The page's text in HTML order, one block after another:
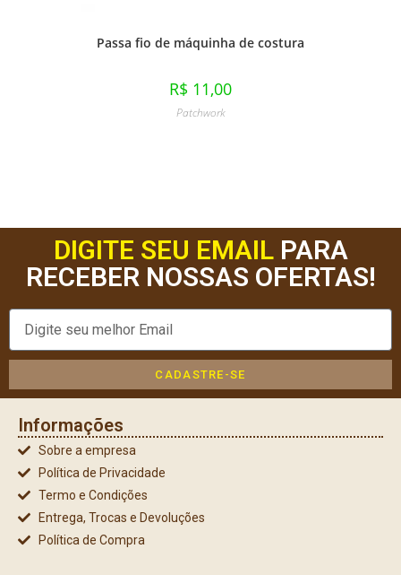
Passa fio de máquinha de costura
R$ 11,00
Patchwork
DIGITE SEU EMAILPARA
RECEBER NOSSAS OFERTAS!
CADASTRE-SE
Informações
Sobre a empresa
Política de Privacidade
Termo e Condições
Entrega, Trocas e Devoluções
Política de Compra